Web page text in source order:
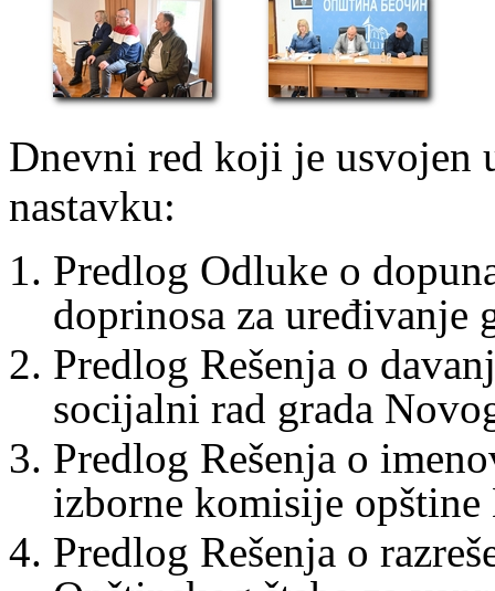
Dnevni red koji je usvojen
nastavku:
Predlog Odluke o
doprinosa za uređivanje
Predlog Rešenja o
socijalni rad grada
Predlog Rešenja o
izborne komisije opštine
Predlog Rešenja o